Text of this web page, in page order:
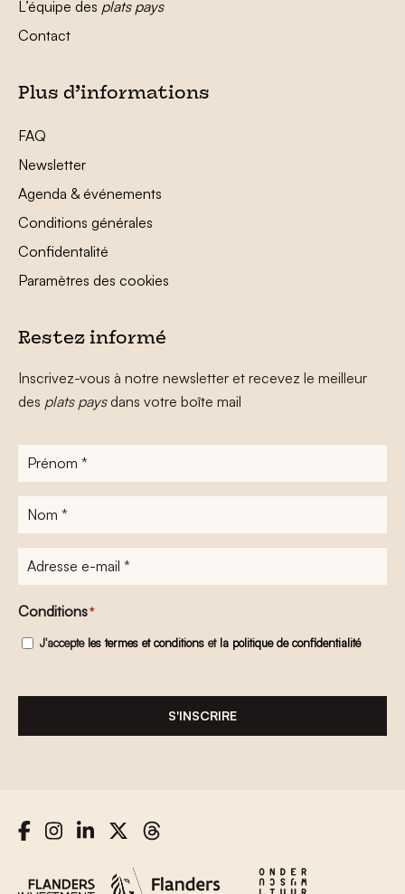
L’équipe des plats pays
Contact
Plus d’informations
FAQ
Newsletter
Agenda & événements
Conditions générales
Confidentalité
Paramètres des cookies
Restez informé
Inscrivez-vous à notre newsletter et recevez le meilleur
des plats paysdans votre boîte mail
Prénom
Nom
Adresse
e-
mail*
Conditions*
J'accepte les termes et conditions et la politique de confidentialité
S'INSCRIRE